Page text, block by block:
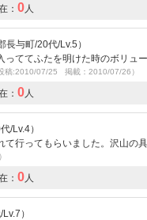
： 0人
与町/20代/Lv.5）
ててふたを明けた時のボリュ
投稿:2010/07/25 掲載：2010/07/26）
： 0人
/Lv.4）
行ってもらいました。沢山の
： 0人
）